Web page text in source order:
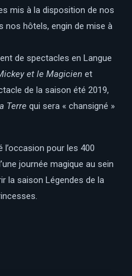
mis à la disposition de nos
nos hôtels, engin de mise à
de spectacles en Langue
et le Magicien et
de la saison été 2019,
Terre qui sera « chansigné »
pour les 400
journée magique au sein
la saison Légendes de la